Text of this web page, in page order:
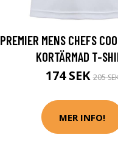
PREMIER MENS CHEFS
KORTÄRMAD T-
174 SEK205
MER INFO!